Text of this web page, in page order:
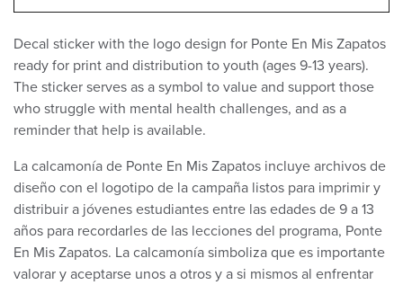
Decal sticker with the logo design for Ponte En Mis Zapatos
ready for print and distribution to youth (ages 9-13 years).
The sticker serves as a symbol to value and support those
who struggle with mental health challenges, and as a
reminder that help is available.
La calcamonía de Ponte En Mis Zapatos incluye archivos de
diseño con el logotipo de la campaña listos para imprimir y
distribuir a jóvenes estudiantes entre las edades de 9 a 13
años para recordarles de las lecciones del programa, Ponte
En Mis Zapatos. La calcamonía simboliza que es importante
valorar y aceptarse unos a otros y a si mismos al enfrentar